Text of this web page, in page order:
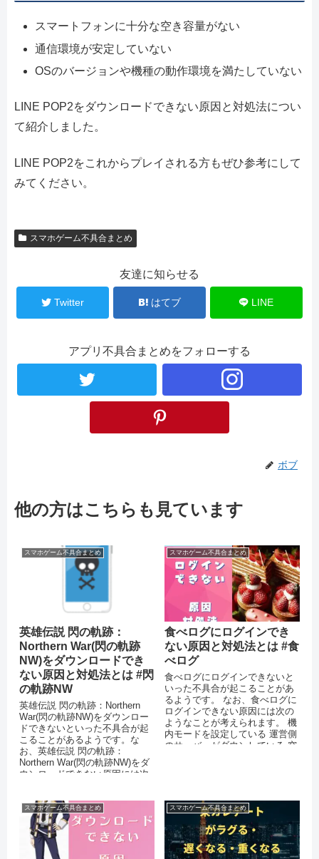
スマートフォンに十分な空き容量がない
通信環境が安定していない
OSのバージョンや機種の動作環境を満たしていない
LINE POP2をダウンロードできない原因と対処法につい
て紹介しました。
LINE POP2をこれからプレイされる方もぜひ参考にして
みてください。
スマホゲーム不具合まとめ
友達に知らせる
Twitter はてブ LINE
アプリ不具合まとめをフォローする
ボブ
他の方はこちらも見ています
スマホゲーム不具合まとめ
英雄伝説 閃の軌跡：
Northern War(閃の軌跡
NW)をダウンロードでき
ない原因と対処法とは #閃
の軌跡NW
英雄伝説 閃の軌跡：Northern
War(閃の軌跡NW)をダウンロー
ドできないといった不具合が起
こることがあるようです。な
お、英雄伝説 閃の軌跡：
Northern War(閃の軌跡NW)をダ
ウンロードできない原因には次
スマホゲーム不具合まとめ
食べログにログインでき
ない原因と対処法とは #食
べログ
食べログにログインできないと
いった不具合が起こることがあ
るようです。 なお、食べログに
ログインできない原因には次の
ようなことが考えられます。 機
内モードを設定している 運営側
のサーバーがダウンしている 突
スマホゲーム不具合まとめ スマホゲーム不具合まとめ